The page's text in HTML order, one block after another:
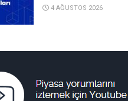
4 AĞUSTOS 2026